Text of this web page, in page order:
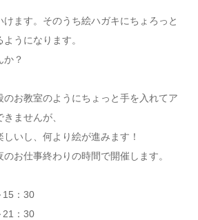
ます。そのうち絵ハガキにちょろっと
うになります。
か？
のお教室のようにちょっと手を入れてア
ませんが、
いし、何より絵が進みます！
お仕事終わりの時間で開催します。
15：30
21：30